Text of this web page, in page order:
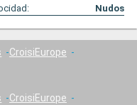
Nudos
CroisiEurope
CroisiEurope